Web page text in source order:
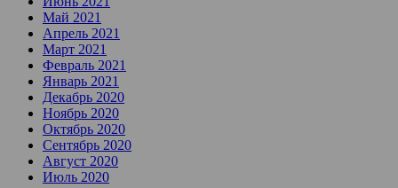
Май 2021
Апрель 2021
Март 2021
Февраль 2021
Январь 2021
Декабрь 2020
Ноябрь 2020
Октябрь 2020
Сентябрь 2020
Август 2020
Июль 2020